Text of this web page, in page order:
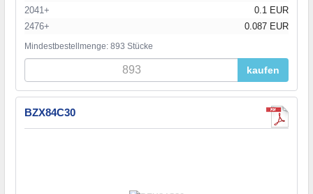
2041+
0.1 EUR
2476+
0.087 EUR
Mindestbestellmenge: 893 Stücke
kaufen
BZX84C30